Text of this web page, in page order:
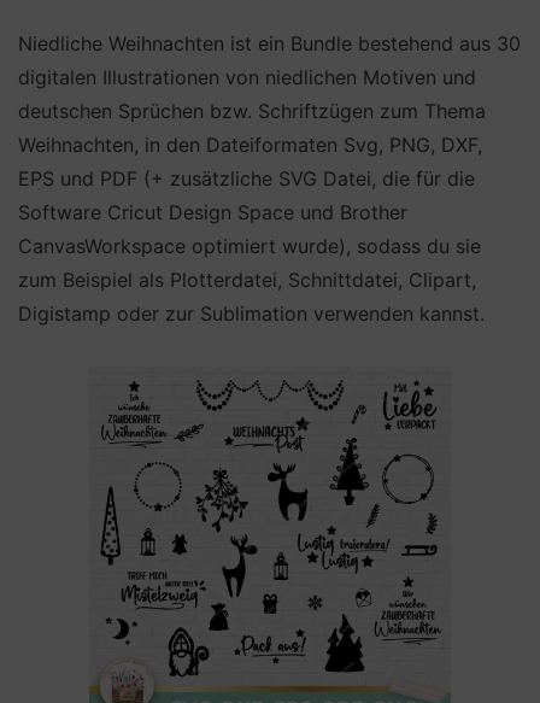
Niedliche Weihnachten ist ein Bundle bestehend aus 30
digitalen Illustrationen von niedlichen Motiven und
deutschen Sprüchen bzw. Schriftzügen zum Thema
Weihnachten, in den Dateiformaten Svg, PNG, DXF,
EPS und PDF (+ zusätzliche SVG Datei, die für die
Software Cricut Design Space und Brother
CanvasWorkspace optimiert wurde), sodass du sie
zum Beispiel als Plotterdatei, Schnittdatei, Clipart,
Digistamp oder zur Sublimation verwenden kannst.